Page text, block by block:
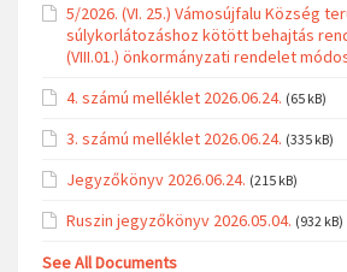
5/2026. (VI. 25.) Vámosújfalu Község
súlykorlátozáshoz kötött behajtás
(VIII.01.) önkormányzati rendelet
4. számú melléklet 2026.06.24. (65 kB)
3. számú melléklet 2026.06.24. (335 kB)
Jegyzőkönyv 2026.06.24. (215 kB)
Ruszin jegyzőkönyv 2026.05.04. (932 kB)
See All Documents